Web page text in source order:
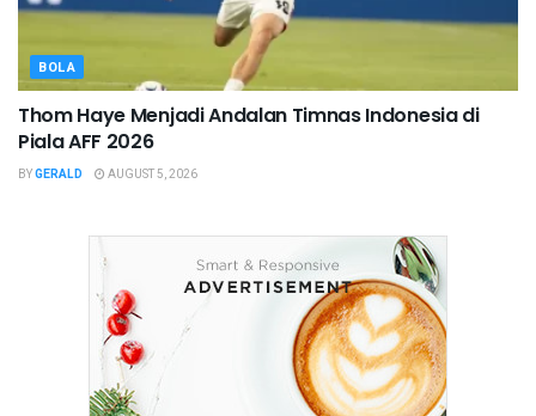
BOLA
Thom Haye Menjadi Andalan Timnas Indonesia di
Piala AFF 2026
BYGERALD AUGUST 5, 2026